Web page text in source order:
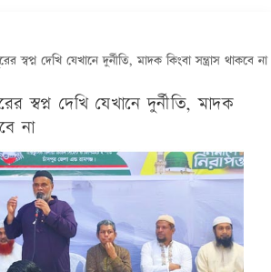
দেখি যেখানে দুর্নীতি, মাদক কিংবা সন্ত্রাস থাকবে না
স্বপ্ন দেখি যেখানে দুর্নীতি, মাদক
না